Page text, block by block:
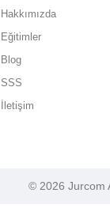
Hakkımızda
Eğitimler
Blog
SSS
İletişim
© 2026 Jurcom